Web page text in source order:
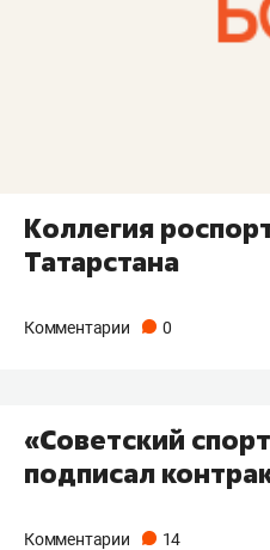
Коллегия
Татарстана
Комментарии 0
«Советский
подписал
Комментарии 14